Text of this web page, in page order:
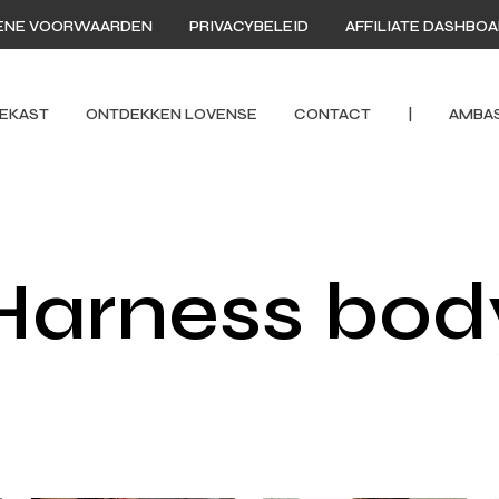
VOORWAARDEN PRIVACYBELEID AFFILIATE
ONTDEKKEN LOVENSE CONTACT